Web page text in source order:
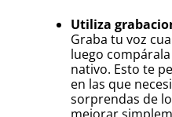
Utiliza
Graba tu voz
luego
nativo. Esto te
en las que
sorprendas de